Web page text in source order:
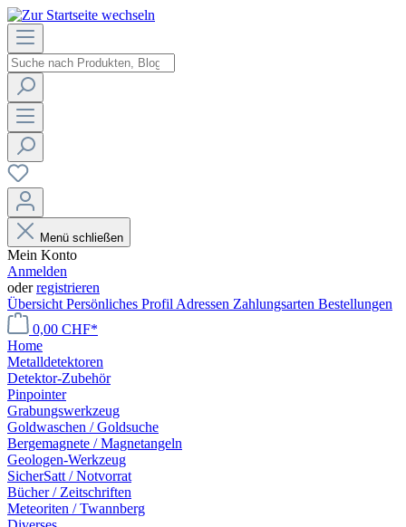
Menü schließen
Mein Konto
Anmelden
oderregistrieren
Übersicht Persönliches Profil Adressen Zahlungsarten Bestellungen
0,00 CHF*
Home
Metalldetektoren
Detektor-Zubehör
Pinpointer
Grabungswerkzeug
Goldwaschen / Goldsuche
Bergemagnete / Magnetangeln
Geologen-Werkzeug
SicherSatt / Notvorrat
Bücher / Zeitschriften
Meteoriten / Twannberg